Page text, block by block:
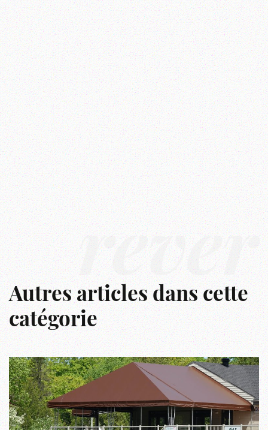
rêver
Autres articles dans cette
catégorie